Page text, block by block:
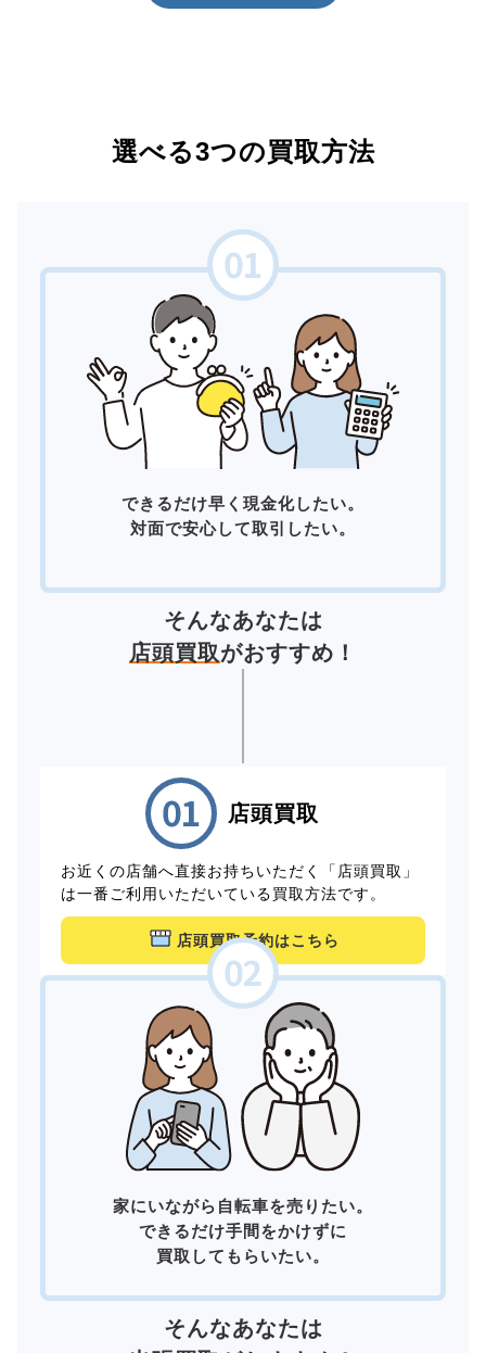
選べる3つの買取方法
できるだけ早く現金化したい。
対面で安心して取引したい。
そんなあなたは
店頭買取がおすすめ！
店頭買取
お近くの店舗へ直接お持ちいただく「店頭買取」
は一番ご利用いただいている買取方法です。
店頭買取予約はこちら
家にいながら自転車を売りたい。
できるだけ手間をかけずに
買取してもらいたい。
そんなあなたは